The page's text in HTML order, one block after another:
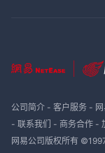
公司简介- 客户服务-
- 联系我们 - 商务合作-
网易公司版权所有